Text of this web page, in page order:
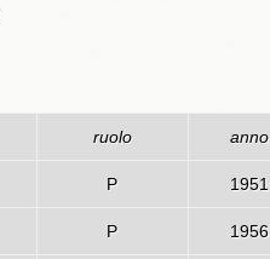
ruolo anno
P 1951
P 1956